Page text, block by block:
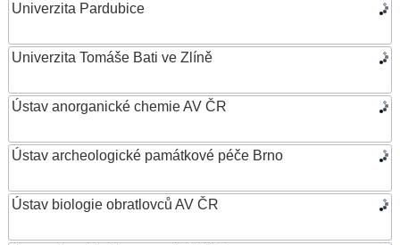
Univerzita Pardubice
Univerzita Tomáše Bati ve Zlíně
Ústav anorganické chemie AV ČR
Ústav archeologické památkové péče Brno
Ústav biologie obratlovců AV ČR